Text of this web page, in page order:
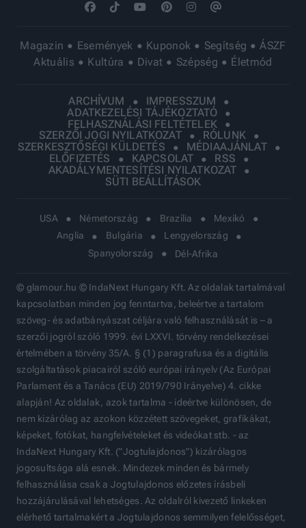
Magazin Események Kuponok Segítség
ÁSZF
Aktuális
Kultúra Divat Szépség Életmód
ARCHÍVUM
IMPRESSZUM
ADATKEZELÉSI TÁJÉKOZTATÓ
FELHASZNÁLÁSI FELTÉTELEK
SZERZŐI JOGI NYILATKOZAT
RÓLUNK
SZERKESZTŐSÉGI KÜLDETÉS
MÉDIAAJÁNLAT
ELŐFIZETÉS
KAPCSOLAT
RSS
AKADÁLYMENTESÍTÉSI NYILATKOZAT
SÜTI BEÁLLÍTÁSOK
USA Németország Brazília
Mexikó
Anglia
Bulgária
Lengyelország
Spanyolország
Dél-Afrika
© glamour.hu © IndaNext Hungary Kft. Az oldalak tartalmával
kapcsolatban minden jog fenntartva, beleértve a tartalom
szöveg- és adatbányászat céljára való felhasználását is – a
szerzői jogról szóló 1999. évi LXXVI. törvény rendelkezései
értelmében a törvény 35/A. § (1) paragrafusa és a digitális
szolgáltatások piacairól szóló európai irányelv (Az Európai
Parlament és a Tanács (EU) 2019/790 Irányelve) 4. cikke
alapján! Az oldalak, azok tartalma - ideértve különösen, de
nem kizárólag az azokon közzétett szövegeket, grafikákat,
képeket, fotókat, hangfelvételeket és videókat stb. - az
IndaNext Hungary Kft. ("Jogtulajdonos") kizárólagos
jogosultsága alá esnek. Mindezek minden és bármely
felhasználása csak a Jogtulajdonos előzetes írásbeli
hozzájárulásával lehetséges. Az oldalról kivezető linkeken
elérhető tartalmakért a Jogtulajdonos semmilyen felelősséget,